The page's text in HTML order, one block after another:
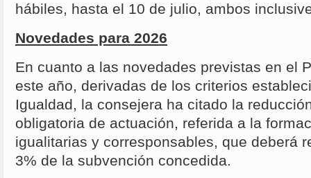
hábiles, hasta el 10 de julio, ambos
Novedades para 2026
En cuanto a las novedades previstas en el
este año, derivadas de los criterios
Igualdad, la consejera ha citado la
obligatoria de actuación, referida a la
igualitarias y corresponsables, que deberá
3% de la subvención concedida.